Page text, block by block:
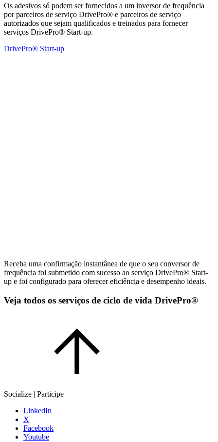
Os adesivos só podem ser fornecidos a um inversor de frequência
por parceiros de serviço DrivePro® e parceiros de serviço
autorizados que sejam qualificados e treinados para fornecer
serviços DrivePro® Start-up.
DrivePro® Start-up
Receba uma confirmação instantânea de que o seu conversor de
frequência foi submetido com sucesso ao serviço DrivePro® Start-
up e foi configurado para oferecer eficiência e desempenho ideais.
Veja todos os serviços de ciclo de vida DrivePro®
Socialize | Participe
LinkedIn
X
Facebook
Youtube